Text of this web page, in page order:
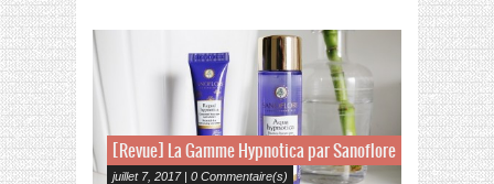
[Revue] La Gamme Hypnotica par Sanoflore
juillet 7, 2017 | 0 Commentaire(s)